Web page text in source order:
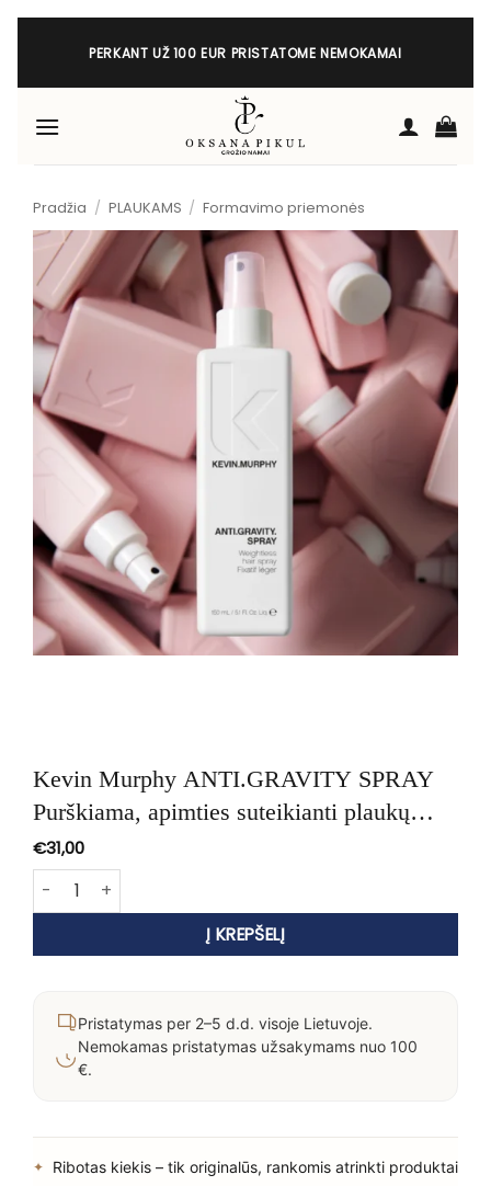
Skip
PERKANT UŽ 100 EUR PRISTATOME NEMOKAMAI
Pradžia / PLAUKAMS / Formavimo priemonės
Kevin Murphy ANTI.GRAVITY SPRAY
Purškiama, apimties suteikianti plaukų
formavimo priemonė, 150ml
€31,00
produkto kiekis: Kevin Murphy ANTI.GRAVITY SPRAY
Į KREPŠELĮ
Pristatymas per 2–5 d.d. visoje Lietuvoje.
Nemokamas pristatymas užsakymams nuo 100
€.
Ribotas kiekis – tik originalūs, rankomis atrinkti produktai